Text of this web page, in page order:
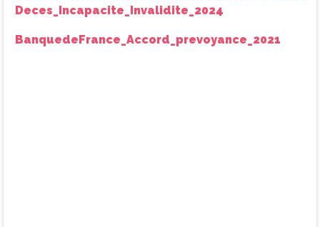
Deces_Incapacite_Invalidite_2024
BanquedeFrance_Accord_prevoyance_2021